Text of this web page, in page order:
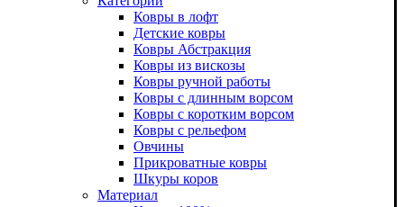
Ковры в лофт
Детские ковры
Ковры Абстракция
Ковры из вискозы
Ковры ручной работы
Ковры с длинным ворсом
Ковры с коротким ворсом
Ковры с рельефом
Овчины
Прикроватные ковры
Шкуры коров
Материал